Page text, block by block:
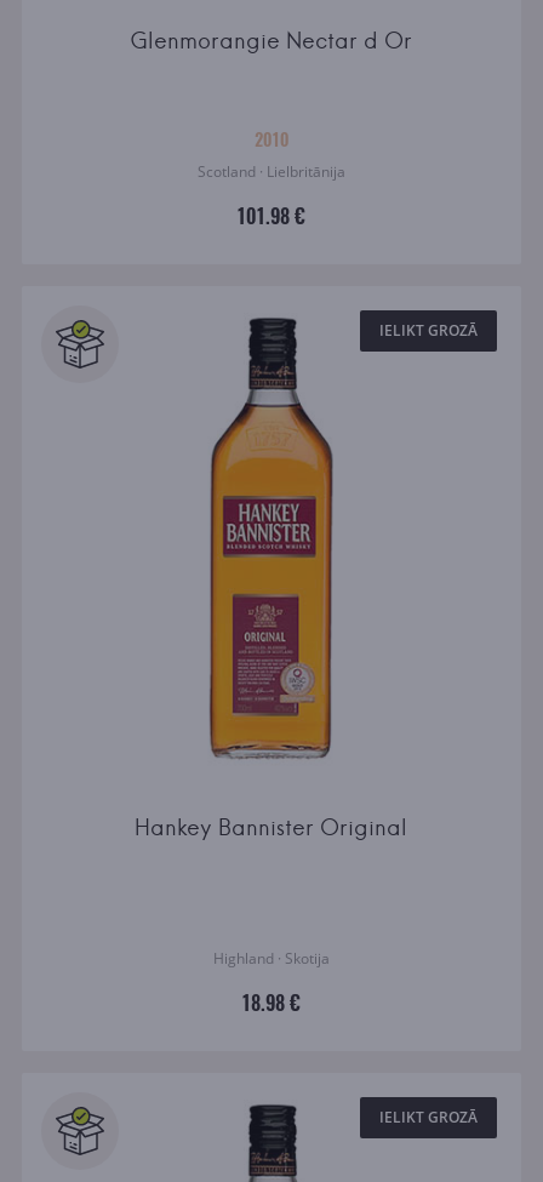
Glenmorangie Nectar d Or
2010
Scotland · Lielbritānija
101.98 €
IELIKT GROZĀ
Hankey Bannister Original
Highland · Skotija
18.98 €
IELIKT GROZĀ